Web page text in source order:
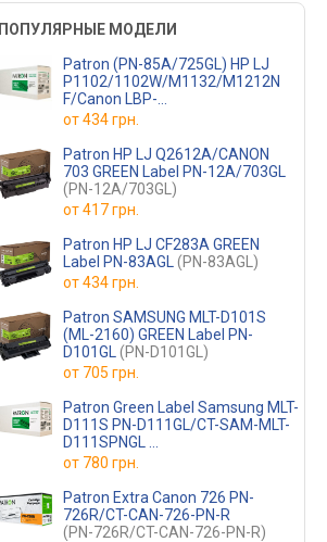
ПОПУЛЯРНЫЕ МОДЕЛИ
Patron (PN-85A/725GL) HP LJ
P1102/1102W/M1132/M1212N
F/Canon LBP-
6000/6020/MF3010 Black Green
(CE285A/Canon 725)
от434 грн.
Patron HP LJ Q2612A/CANON
703 GREEN Label PN-12A/703GL
(PN-12A/703GL)
от417 грн.
Patron HP LJ CF283A GREEN
Label PN-83AGL (PN-83AGL)
от434 грн.
Patron SAMSUNG MLT-D101S
(ML-2160) GREEN Label PN-
D101GL (PN-D101GL)
от 705 грн.
Patron Green Label Samsung MLT-
D111S PN-D111GL/CT-SAM-MLT-
D111SPNGL
(PN-D111GL/CT-SAM-MLT-
от 780 грн.
Patron Extra Canon 726 PN-
726R/CT-CAN-726-PN-R
(PN-726R/CT-CAN-726-PN-R)